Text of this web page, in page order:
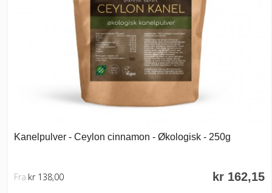
Kanelpulver - Ceylon cinnamon - Økologisk - 250g
kr 162,15
Fra kr 138,00